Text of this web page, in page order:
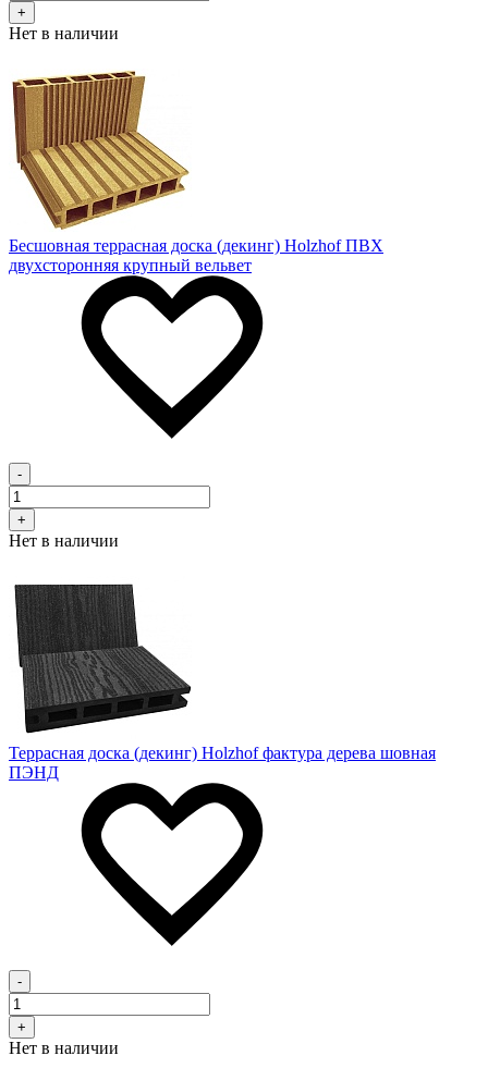
+
Нет в наличии
Бесшовная террасная доска (декинг) Holzhof ПВХ
двухсторонняя крупный вельвет
-
+
Нет в наличии
Террасная доска (декинг) Holzhof фактура дерева шовная
ПЭНД
-
+
Нет в наличии